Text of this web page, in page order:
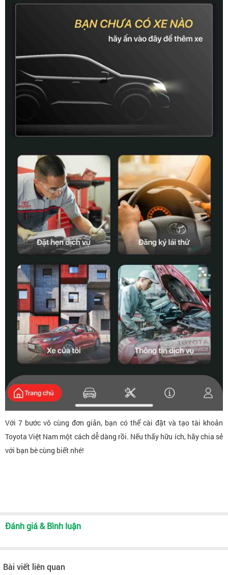
Với 7 bước vô cùng đơn giản, bạn có thể cài đặt và tạo tài khoản
Toyota Việt Nam một cách dễ dàng rồi. Nếu thấy hữu ích, hãy chia sẻ
với bạn bè cùng biết nhé!
Đánh giá & Bình luận
Bài viết liên quan